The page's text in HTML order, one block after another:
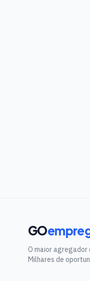
GO
O maior agregador
Milhares de